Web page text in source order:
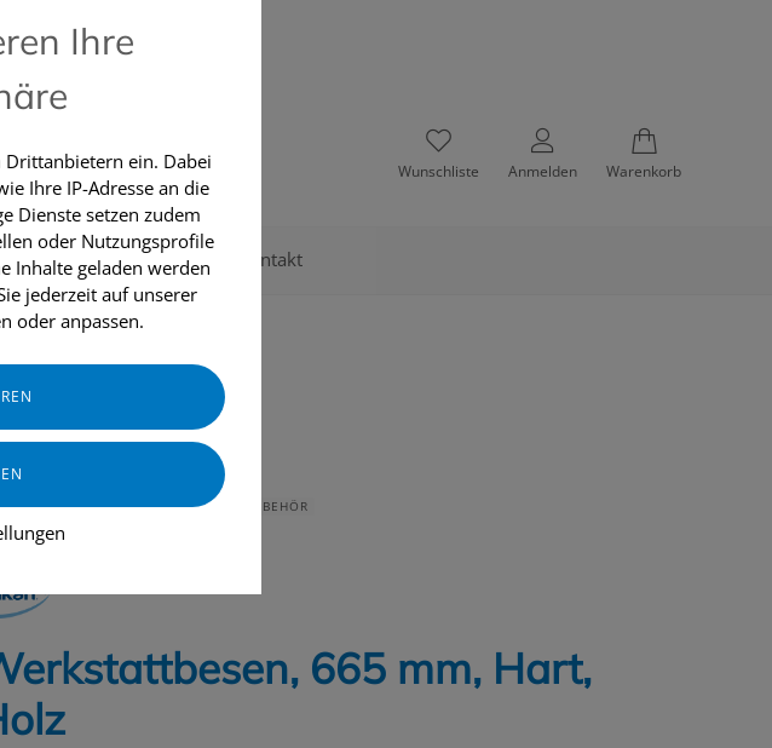
664 196 28 20
Wunschliste Anmelden Warenkorb
Über uns Kontakt
& HANDWERK GERÄTE & ZUBEHÖR
665 mm, Hart,
Ihre
ein. Dabei
Ihre IP-Adresse an die
Dienste setzen zudem
oder Nutzungsprofile
Inhalte geladen werden
jederzeit auf unserer
oder anpassen.